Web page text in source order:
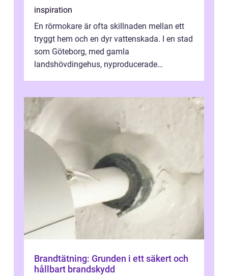
inspiration
En rörmokare är ofta skillnaden mellan ett
tryggt hem och en dyr vattenskada. I en stad
som Göteborg, med gamla
landshövdingehus, nyproducerade
Brandtätning: Grunden i ett säkert och
hållbart brandskydd